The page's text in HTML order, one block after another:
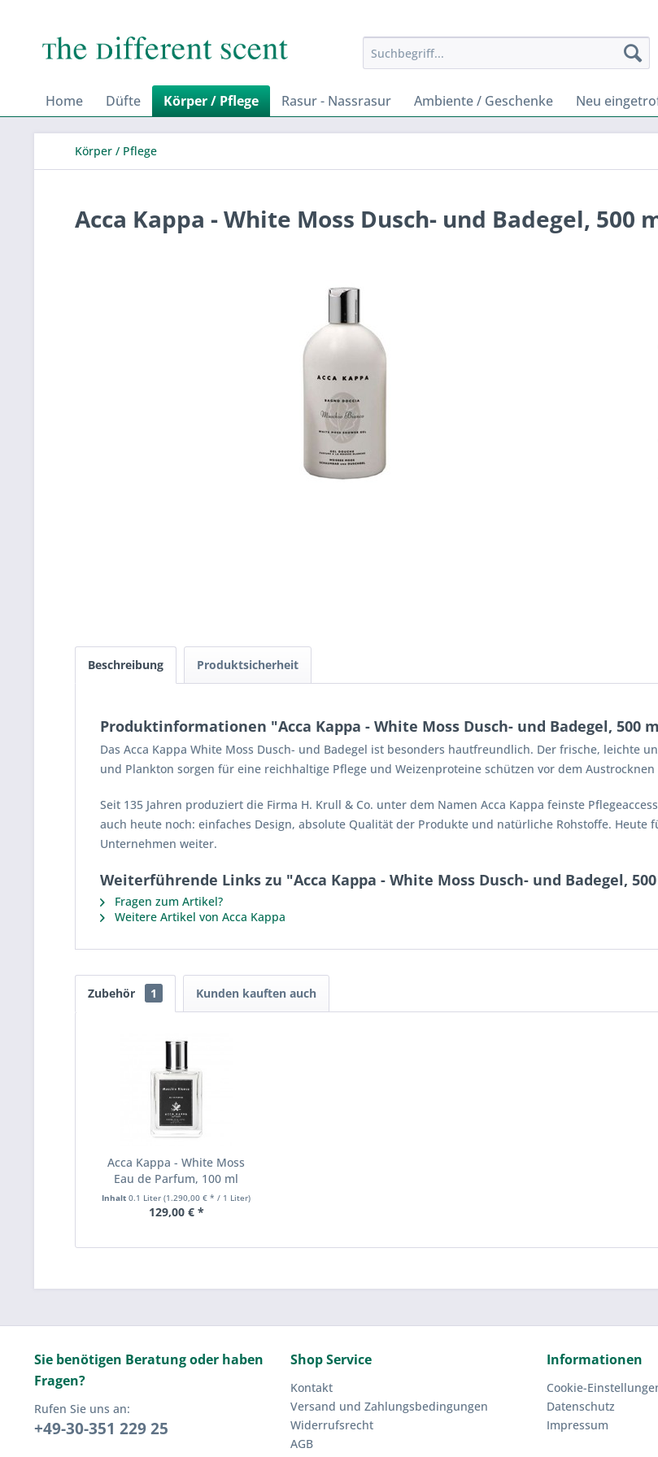
Home Düfte Körper / Pflege Rasur - Nassrasur Ambiente / Geschenke Neu
Körper / Pflege
Acca Kappa - White Moss Dusch- und Badegel, 500
Beschreibung Produktsicherheit
Produktinformationen "Acca Kappa - White Moss Dusch- und Badegel, 500
Das Acca Kappa White Moss Dusch- und Badegel ist besonders hautfreundlich. Der frische, leichte
und Plankton sorgen für eine reichhaltige Pflege und Weizenproteine schützen vor dem Austrocknen
Seit 135 Jahren produziert die Firma H. Krull & Co. unter dem Namen Acca Kappa feinste
auch heute noch: einfaches Design, absolute Qualität der Produkte und natürliche Rohstoffe. Heute
Unternehmen weiter.
Weiterführende Links zu "Acca Kappa - White Moss Dusch- und Badegel,
Fragen zum Artikel?
Weitere Artikel von Acca Kappa
Zubehör 1 Kunden kauften auch
Acca Kappa - White Moss
Eau de Parfum, 100 ml
Inhalt0.1 Liter(1.290,00 € * / 1 Liter)
129,00 € *
Sie benötigen Beratung oder haben
Fragen?
Rufen Sie uns an:
+49-30-351 229 25
Shop Service
Kontakt
Versand und Zahlungsbedingungen
Widerrufsrecht
AGB
Informationen
Cookie-
Datenschutz
Impressum